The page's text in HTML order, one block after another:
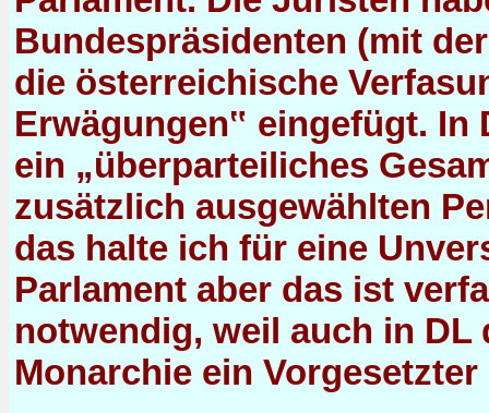
Bundespräsidenten (mit
die österreichische
Erwägungen‟ eingefügt.
ein „überparteiliches
zusätzlich ausgewählten
das halte ich für eine
Parlament aber das ist
notwendig, weil auch in DL
Monarchie ein